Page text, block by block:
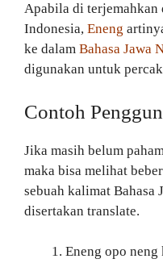
Apabila di terjemahkan
Indonesia, Eneng
ke dalam Bahasa Jawa
digunakan untuk
Contoh
Jika masih belum
maka bisa melihat
sebuah kalimat Bahasa
disertakan translate.
Eneng opo